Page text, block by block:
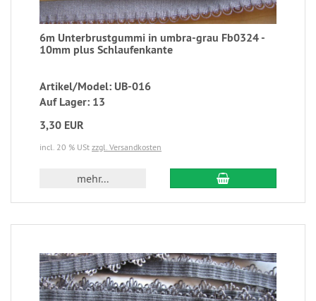
6m Unterbrustgummi in umbra-grau Fb0324 -
10mm plus Schlaufenkante
Artikel/Model: UB-016
Auf Lager: 13
3,30 EUR
incl. 20 % USt zzgl. Versandkosten
mehr...